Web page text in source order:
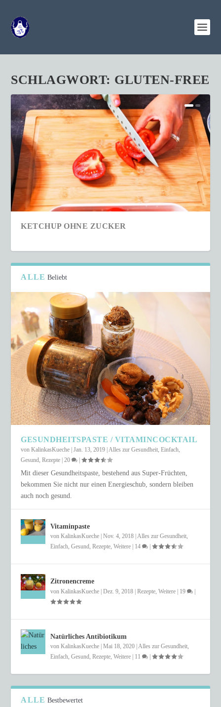
SCHLAGWORT: GLUTEN-FREE
KETCHUP OHNE ZUCKER
SCHNELLER COUSCOUS-SALAT IN NUR 15
MINUTEN
ALLE Beliebt
GESUNDHEITSPASTE / VITAMINCOCKTAIL
vonKalinkasKueche |Jan. 13, 2019 |Alles zur Gesundheit,Einfach,
Gesund,Rezepte |20 |
Mit dieser Gesundheitspaste, bestehend aus Super-Früchten,
bekommen Sie nicht nur einen Energieschub, sondern bleiben
auch noch gesund.
Vitaminpaste
vonKalinkasKueche |Nov. 4, 2018 |Alles zur Gesundheit,
Einfach,Gesund,Rezepte,Weitere 14 |
Zitronencreme
vonKalinkasKueche |Dez. 9, 2018 |Rezepte,Weitere 19
Natürliches Antibiotikum
vonKalinkasKueche |Mai 18, 2020 |Alles zur Gesundheit,
Einfach,Gesund,Rezepte,Weitere 11 |
ALLE Bestbewertet